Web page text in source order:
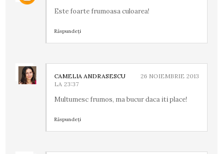
Este foarte frumoasa culoarea!
Răspundeți
CAMELIA ANDRASESCU
26 NOIEMBRIE 2013
LA 23:37
Multumesc frumos, ma bucur daca iti place!
Răspundeți